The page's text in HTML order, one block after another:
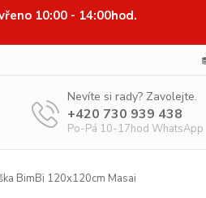
10:00 - 14:00hod.
Nevíte si rady? Zavolejte.
+420 730 939 438
Po-Pá 10-17hod WhatsApp
BimBi 120x120cm Masai